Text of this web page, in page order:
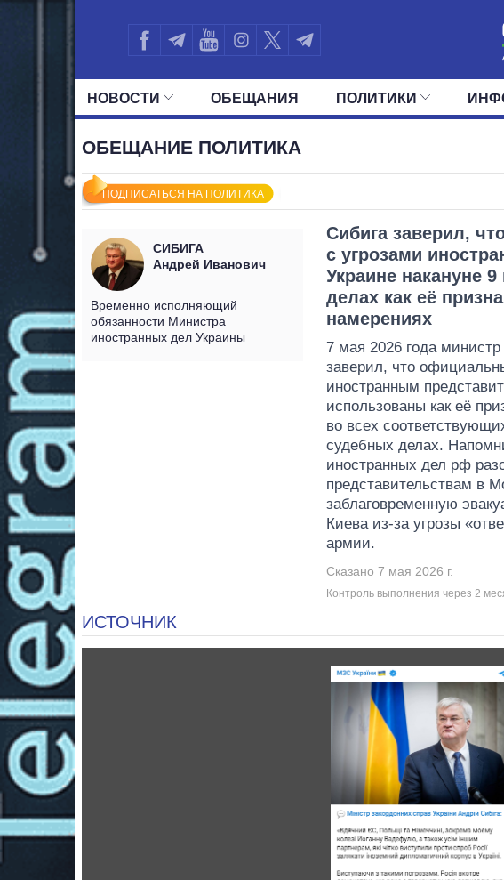
НОВОСТИ ОБЕЩАНИЯ ПОЛИТИКИ
ОБЕЩАНИЕ ПОЛИТИКА
ПОДПИСАТЬСЯ НА ПОЛИТИКА
СИБИГА
Андрей Иванович
Временно исполняющий
обязанности Министра
иностранных дел Украины
Сибига заверил,
с угрозами
Украине накануне
делах как её
намерениях
7 мая 2026 года
заверил, что
иностранным
использованы как её
во всех
судебных делах.
иностранных дел рф
представительствам в
заблаговременную
Киева из-за угрозы
армии.
Сказано 7 мая 2026 г.
Контроль выполнения через 2
ИСТОЧНИК